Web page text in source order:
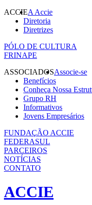
ACCIEA Accie
Diretoria
Diretrizes
PÓLO DE CULTURA
FRINAPE
ASSOCIADOSAssocie-se
Benefícios
Conheça Nossa
Grupo RH
Informativos
Jovens Empresários
FUNDAÇÃO ACCIE
FEDERASUL
PARCEIROS
NOTÍCIAS
CONTATO
ACCIE